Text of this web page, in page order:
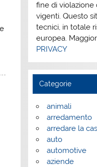
fine di violazione
vigenti. Questo
tecnici, in totale
europea.
PRIVACY
Categorie
animali
arredamento
arredare la
auto
automotive
aziende